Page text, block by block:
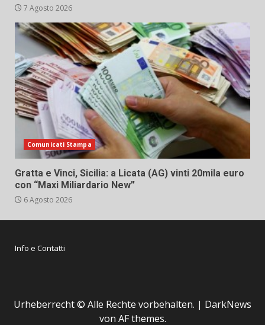
7 Agosto 2026
Comunicati Stampa
Gratta e Vinci, Sicilia: a Licata (AG) vinti 20mila euro
con “Maxi Miliardario New”
6 Agosto 2026
Info e Contatti
Urheberrecht © Alle Rechte vorbehalten. | DarkNews
von AF themes.